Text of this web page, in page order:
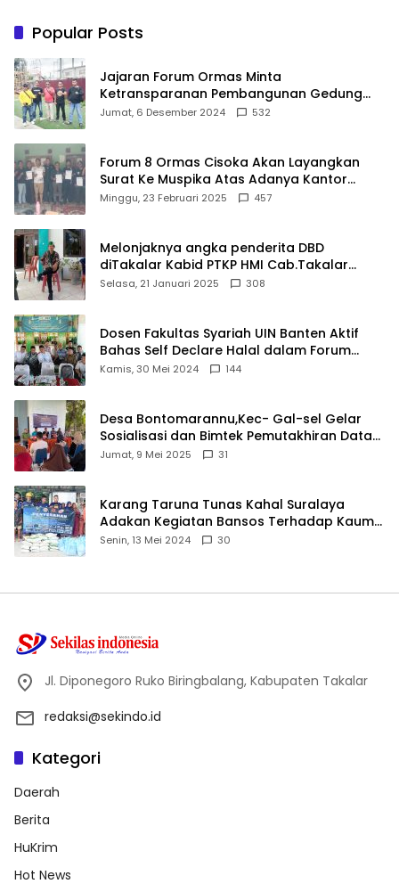
Terbaik Dunia
Popular Posts
Jajaran Forum Ormas Minta
Ketransparanan Pembangunan Gedung
Damkar Di Kecamatan Cisoka
Jumat, 6 Desember 2024 532
Forum 8 Ormas Cisoka Akan Layangkan
Surat Ke Muspika Atas Adanya Kantor
Matel di Cisoka
Minggu, 23 Februari 2025 457
Melonjaknya angka penderita DBD
diTakalar Kabid PTKP HMI Cab.Takalar
angkat bicara
Selasa, 21 Januari 2025 308
Dosen Fakultas Syariah UIN Banten Aktif
Bahas Self Declare Halal dalam Forum
Ijtima Ulama MUI
Kamis, 30 Mei 2024 144
Desa Bontomarannu,Kec- Gal-sel Gelar
Sosialisasi dan Bimtek Pemutakhiran Data
ID
Jumat, 9 Mei 2025 31
Karang Taruna Tunas Kahal Suralaya
Adakan Kegiatan Bansos Terhadap Kaum
Dhuafa dan Anak Yatim-Piatu
Senin, 13 Mei 2024 30
Jl. Diponegoro Ruko Biringbalang, Kabupaten Takalar
redaksi@sekindo.id
Kategori
Daerah
Berita
HuKrim
Hot News